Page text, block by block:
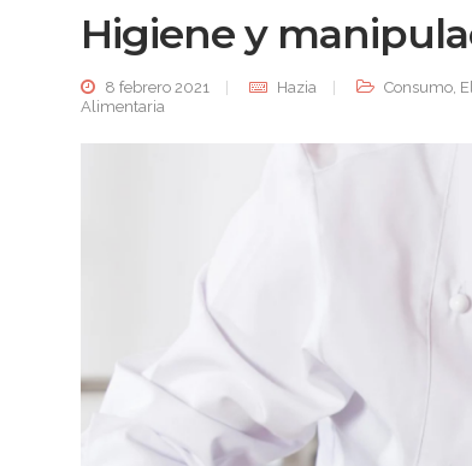
Higiene y
8 febrero 2021 Hazia Consumo,
Alimentaria